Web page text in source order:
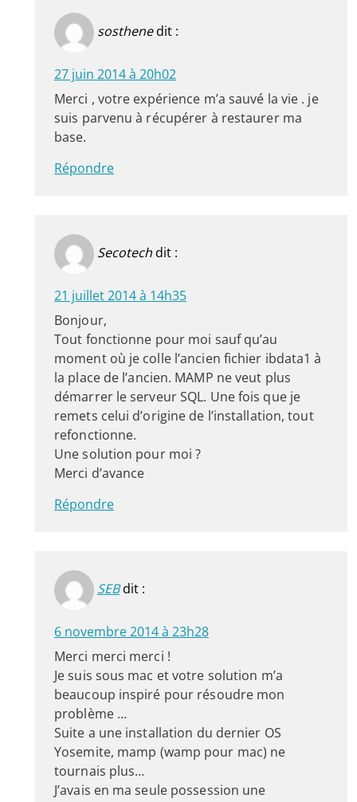
sosthene dit :
27 juin 2014 à 20h02
Merci , votre expérience m’a sauvé la vie . je
suis parvenu à récupérer à restaurer ma
base.
Répondre
Secotech dit :
21 juillet 2014 à 14h35
Bonjour,
Tout fonctionne pour moi sauf qu’au
moment où je colle l’ancien fichier ibdata1 à
la place de l’ancien. MAMP ne veut plus
démarrer le serveur SQL. Une fois que je
remets celui d’origine de l’installation, tout
refonctionne.
Une solution pour moi ?
Merci d’avance
Répondre
SEB dit :
6 novembre 2014 à 23h28
Merci merci merci !
Je suis sous mac et votre solution m’a
beaucoup inspiré pour résoudre mon
problème …
Suite a une installation du dernier OS
Yosemite, mamp (wamp pour mac) ne
tournais plus…
J’avais en ma seule possession une